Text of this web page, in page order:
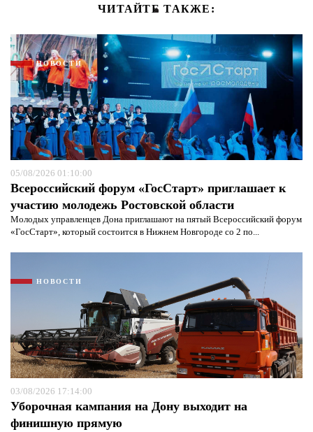
ЧИТАЙТЕ ТАКЖЕ:
НОВОСТИ
05/08/2026 01:10:00
Всероссийский форум «ГосСтарт» приглашает к
участию молодежь Ростовской области
Молодых управленцев Дона приглашают на пятый Всероссийский форум
«ГосСтарт», который состоится в Нижнем Новгороде со 2 по...
НОВОСТИ
03/08/2026 17:14:00
Уборочная кампания на Дону выходит на
финишную прямую